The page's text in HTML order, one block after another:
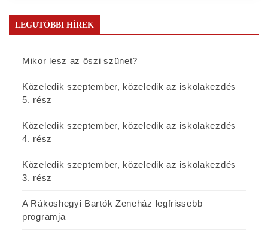
LEGUTÓBBI HÍREK
Mikor lesz az őszi szünet?
Közeledik szeptember, közeledik az iskolakezdés
5. rész
Közeledik szeptember, közeledik az iskolakezdés
4. rész
Közeledik szeptember, közeledik az iskolakezdés
3. rész
A Rákoshegyi Bartók Zeneház legfrissebb
programja